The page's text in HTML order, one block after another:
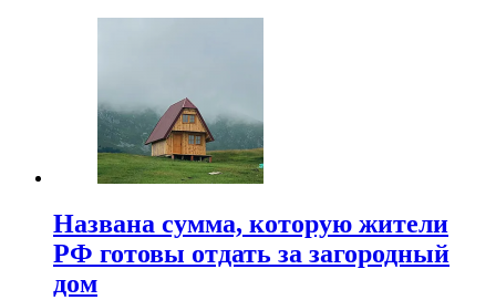
Названа сумма, которую жители
РФ готовы отдать за загородный
дом